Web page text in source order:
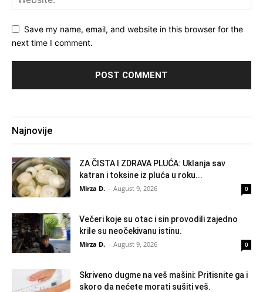
Save my name, email, and website in this browser for the
next time I comment.
Najnovije
ZA ČISTA I ZDRAVA PLUĆA: Uklanja sav
katran i toksine iz pluća u roku...
Mirza D. - August 9, 2026 0
Večeri koje su otac i sin provodili zajedno
krile su neočekivanu istinu.
Mirza D. - August 9, 2026 0
Skriveno dugme na veš mašini: Pritisnite ga i
skoro da nećete morati sušiti veš.